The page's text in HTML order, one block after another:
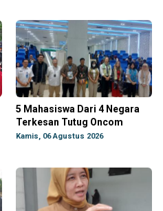
5 Mahasiswa Dari 4 Negara
Terkesan Tutug Oncom
Kamis, 06 Agustus 2026